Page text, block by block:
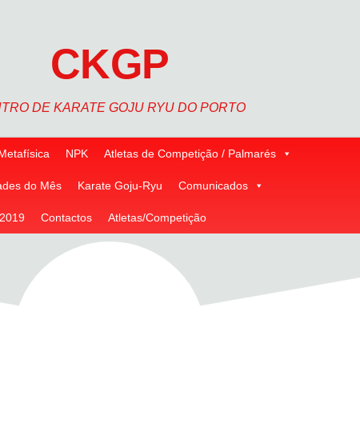
CKGP
DE KARATE GOJU RYU DO PORTO
NPK Atletas de Competição / Palmarés
do Mês Karate Goju-Ryu Comunicados
Contactos Atletas/Competição